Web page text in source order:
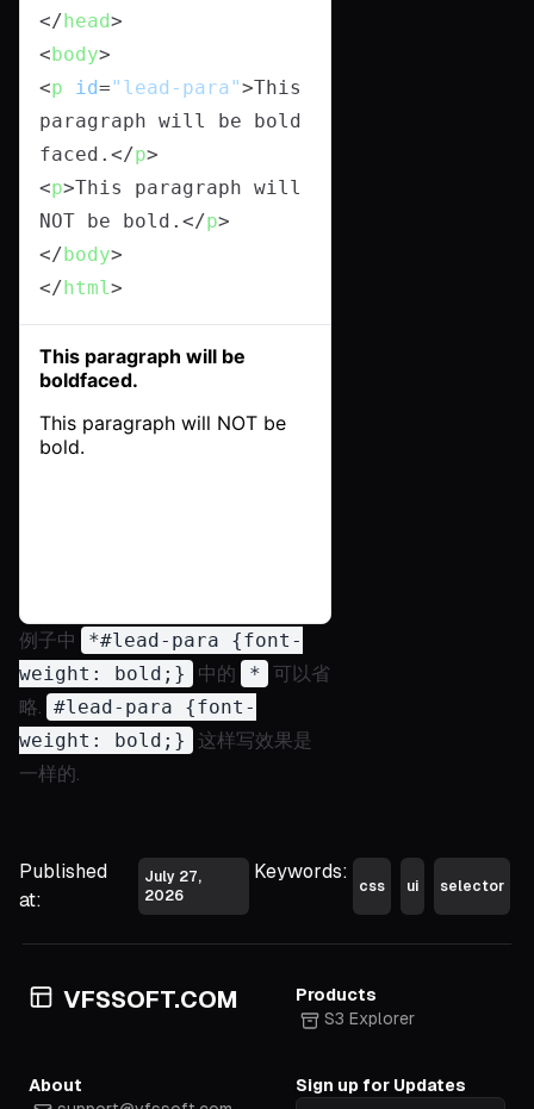
</head>
<body>
<p id="lead-para">This
paragraph will be bold
faced. </p>
<p>This paragraph will
NOT be bold. </p>
</body>
</html>
例子中
*#lead-para {font-
weight: bold;}
中的 * 可以省
略. #lead-para {font-
weight: bold;}
这样写效果是
一样的.
Published
at:
July 27,
2026
Keywords:
css ui selector
VFSSOFT.COM
Products
S3 Explorer
About
Sign up for Updates